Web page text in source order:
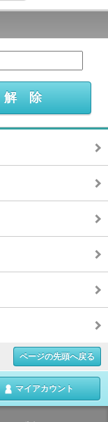
ページの先頭へ戻る
マイアカウント